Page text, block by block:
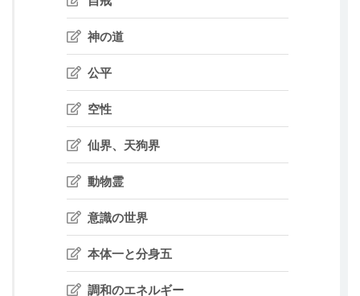
神の道
公平
空性
仙界、天狗界
動物霊
意識の世界
本体一と分身五
調和のエネルギー